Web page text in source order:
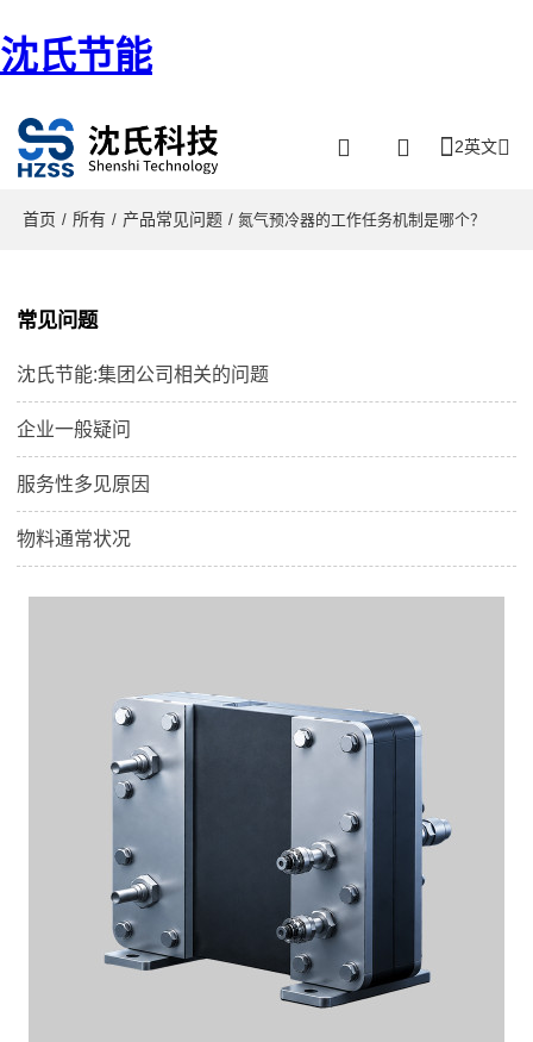
沈氏节能
2英文
首页 / 所有 / 产品常见问题 / 氮气预冷器的工作任务机制是哪个？
常见问题
沈氏节能:集团公司相关的问题
企业一般疑问
服务性多见原因
物料通常状况